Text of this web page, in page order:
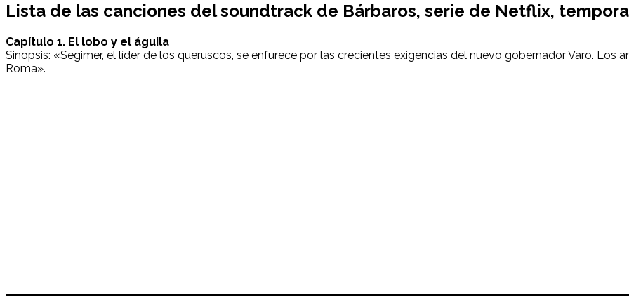
Lista de las canciones del soundtrack de Bárbaros, serie de Netflix,
Capítulo 1. El lobo y el águila
Sinopsis: «Segimer, el líder de los queruscos, se enfurece por las crecientes exigencias del nuevo gobernador Varo.
Roma».